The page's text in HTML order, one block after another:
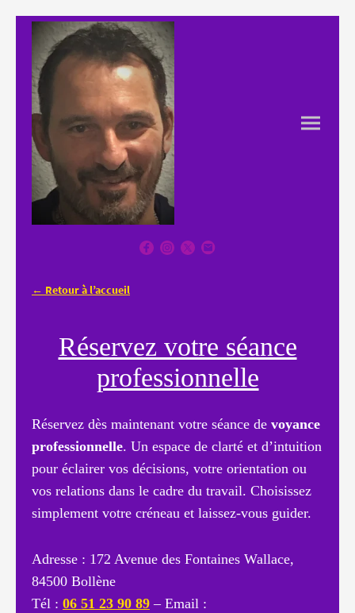
← Retour à l’accueil
Réservez votre séance
professionnelle
Réservez dès maintenant votre séance de voyance
professionnelle. Un espace de clarté et d’intuition
pour éclairer vos décisions, votre orientation ou
vos relations dans le cadre du travail. Choisissez
simplement votre créneau et laissez-vous guider.
Adresse : 172 Avenue des Fontaines Wallace,
84500 Bollène
Tél : 06 51 23 90 89 – Email :